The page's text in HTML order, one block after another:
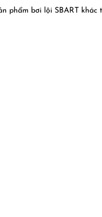
phẩm bơi lội SBART khác